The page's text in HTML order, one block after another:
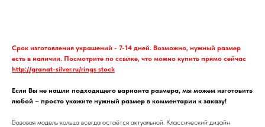
Срок изготовления украшений - 7-14 дней. Возможно, нужный размер
есть в наличии. Посмотрите по ссылке, что можно купить прямо сейчас
http://granat-silver.ru/rings_stock
Если Вы не нашли подходящего варианта размера, мы можем изготовить
любой – просто укажите нужный размер в комментарии к заказу!
Базовая модель кольца всегда остаётся актуальной. Классический дизайн